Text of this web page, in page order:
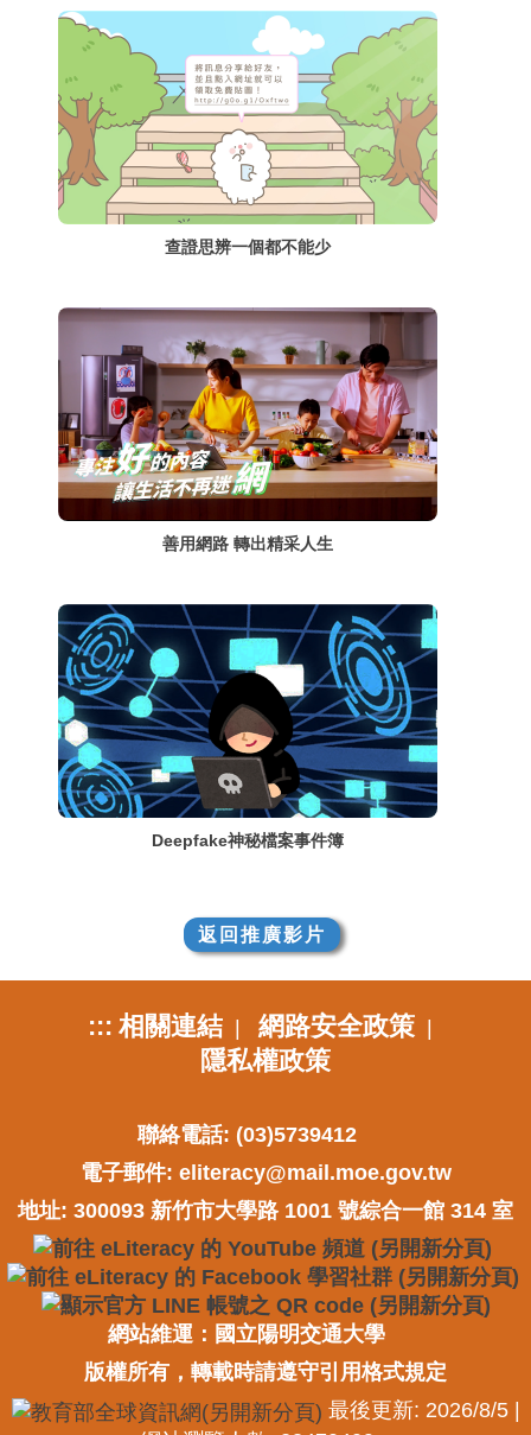
查證思辨一個都不能少
善用網路 轉出精采人生
Deepfake神秘檔案事件簿
返回推廣影片
::: 相關連結| 網路安全政策|
隱私權政策
聯絡電話: (03)5739412
電子郵件: eliteracy@mail.moe.gov.tw
地址: 300093 新竹市大學路 1001 號綜合一館 314 室
網站維運：國立陽明交通大學
版權所有，轉載時請遵守引用格式規定
最後更新: 2026/8/5 |